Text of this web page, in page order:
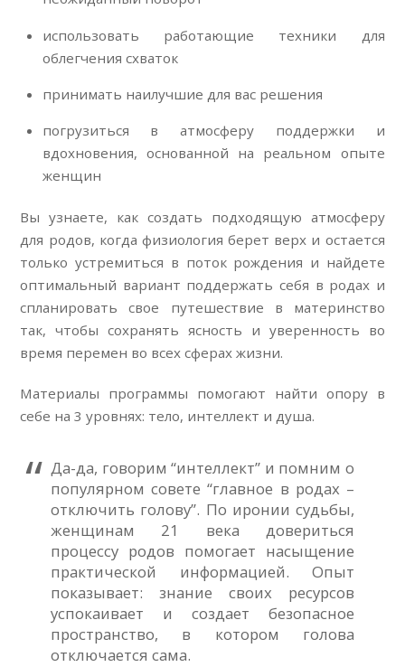
использовать работающие техники для
облегчения схваток
принимать наилучшие для вас решения
погрузиться в атмосферу поддержки и
вдохновения, основанной на реальном опыте
женщин
Вы узнаете, как создать подходящую атмосферу
для родов, когда физиология берет верх и остается
только устремиться в поток рождения и найдете
оптимальный вариант поддержать себя в родах и
спланировать свое путешествие в материнство
так, чтобы сохранять ясность и уверенность во
время перемен во всех сферах жизни.
Материалы программы помогают найти опору в
себе на 3 уровнях: тело, интеллект и душа.
Да-да, говорим “интеллект” и помним о
популярном совете “главное в родах –
отключить голову”. По иронии судьбы,
женщинам 21 века довериться
процессу родов помогает насыщение
практической информацией. Опыт
показывает: знание своих ресурсов
успокаивает и создает безопасное
пространство, в котором голова
отключается сама.